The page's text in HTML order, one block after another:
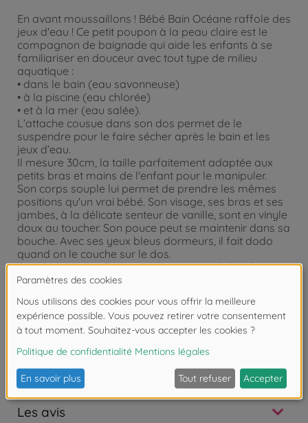
En avant moussaillons ! Bébé Bain Océane raffole des
jeux d'eau ! Ce petit poupon à la peau claire est le
compagnon de baignade qui aide les enfants à se
familiariser en douceur avec tout type de milieu
aquatique :
• dans le bain (eau savonneuse)
• à la piscine (eau chlorée)
• et à la mer (eau salée).
L’attache cousue dans son dos permet de le
suspendre pour le faire sécher après le bain et les
jeux d’eau.
Il mesure 30cm, la taille parfaitement adaptée aux
petits bras et mains de l'enfant pour le manipuler.
Son corps souple lui permet de prendre les mêmes
positions qu'un vrai bébé. Son visage, ses bras et ses
jambes, à la délicate senteur de vanille, sont en vinyle
doux au toucher. Son pouce peut se maintenir dans sa
bouche. Avec ses yeux bleus dormeurs, il fait dodo
quand on le couche sur le dos.
Il est habillé d'un T-shirt rayé avec un col claudine,
d'un short en éponge blanc et d'un chapeau assorti. Il
quand on appuie dessus après l'avoir immergé.
Il dispose d'une collection variée de vêtements et
d'accessoires dans la gamme mon premier poupon
Corolle pour pouponner pour la première fois. Dès 18
mois.
Les avis